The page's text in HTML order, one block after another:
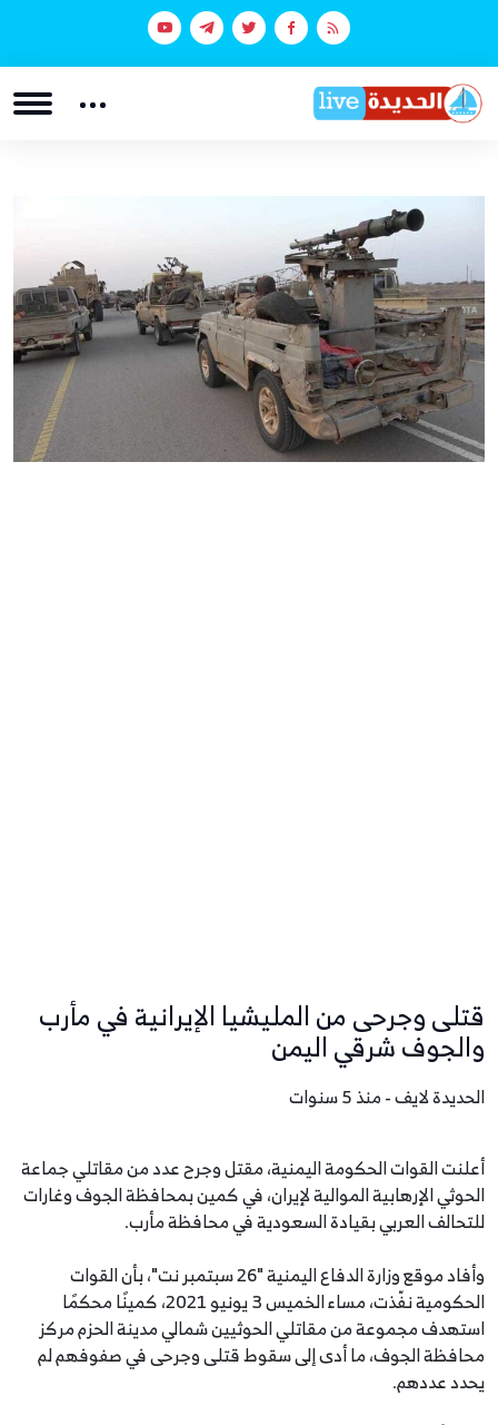
قتلى وجرحى من المليشيا الإيرانية في مأرب
والجوف شرقي اليمن
الحديدة لايف - منذ 5 سنوات
أعلنت القوات الحكومة اليمنية، مقتل وجرح عدد من مقاتلي جماعة
الحوثي الإرهابية الموالية لإيران، في كمين بمحافظة الجوف وغارات
للتحالف العربي بقيادة السعودية في محافظة مأرب.
وأفاد موقع وزارة الدفاع اليمنية "26 سبتمبر نت"، بأن القوات
الحكومية نفّذت، مساء الخميس 3 يونيو 2021، كمينًا محكمًا
استهدف مجموعة من مقاتلي الحوثيين شمالي مدينة الحزم مركز
محافظة الجوف، ما أدى إلى سقوط قتلى وجرحى في صفوفهم لم
يحدد عددهم.